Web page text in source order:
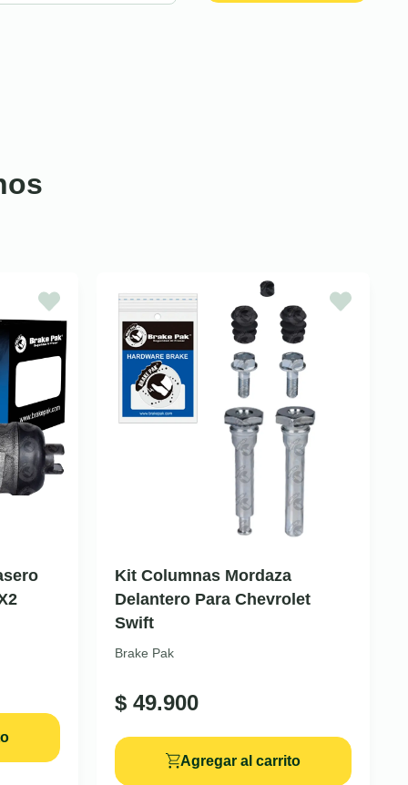
Kit Columnas Mordaza
Delantero Para Chevrolet
Swift
Brake Pak
$ 49.900
Agregar al carrito